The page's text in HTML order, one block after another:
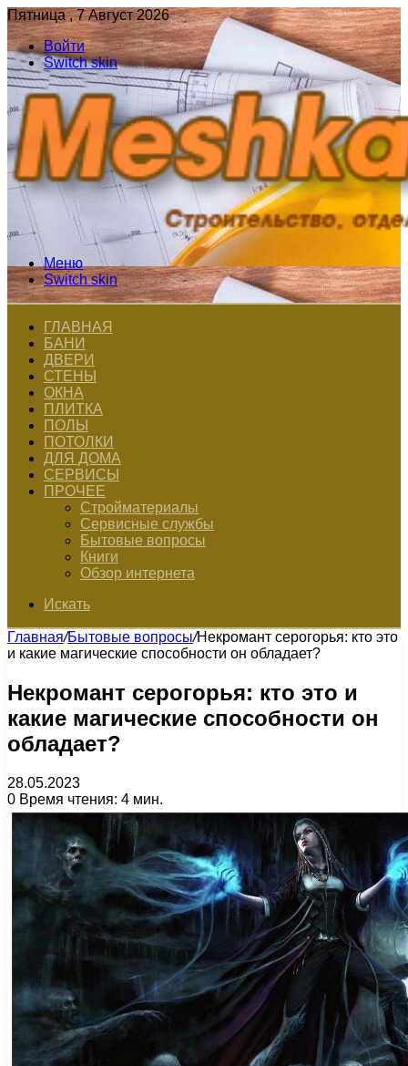
Пятница , 7 Август 2026
Войти
Switch skin
Меню
Switch skin
ГЛАВНАЯ
БАНИ
ДВЕРИ
СТЕНЫ
ОКНА
ПЛИТКА
ПОЛЫ
ПОТОЛКИ
ДЛЯ ДОМА
СЕРВИСЫ
ПРОЧЕЕ
Стройматериалы
Сервисные службы
Бытовые вопросы
Книги
Обзор интернета
Искать
Главная/Бытовые вопросы/Некромант серогорья: кто это
и какие магические способности он обладает?
Некромант серогорья: кто это и
какие магические способности он
обладает?
28.05.2023
0 Время чтения: 4 мин.